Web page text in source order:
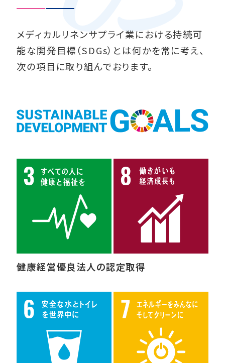
メディカルリネンサプライ業における持続可
能な開発目標（SDGs）とは何かを常に考え、
次の項目に取り組んでおります。
健康経営優良法人の認定取得